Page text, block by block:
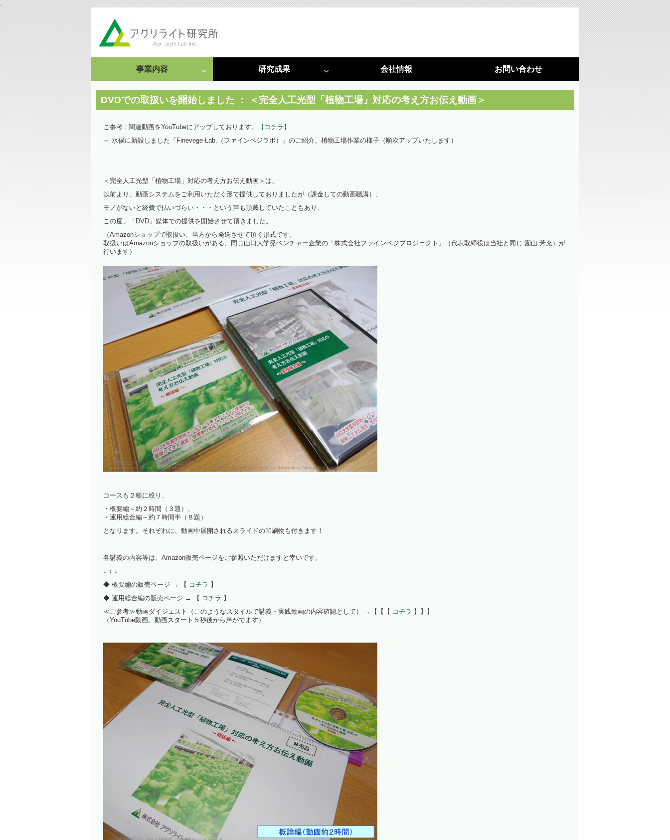
.
事業内容
受託研究・依頼事例
情報集約・文献調査
光害対策
光害コンサルタント
（資料作成・講演・講師）
植物工場
植物工場コンサルタント
光環境高効率化
藻が活着しにくいシート
植物工場考え方（ＤＶＤ）
パルス制御
（資料作成・講演・講師）
研究成果
成果発表 特許 採択実績 利用機器
会社情報 お問い合わせ
DVDでの取扱いを開始しました ： ＜完全人工光型「植物工場」対応の考え方お伝え動画＞
ご参考 : 関連動画をYouTubeにアップしております。
【コチラ】
～ 水俣に新設しました「Finevege-Lab.（ファインベジラボ）」のご紹介、植物工場作業の様子（順次アップいたします）
＜完全人工光型「植物工場」対応の考え方お伝え動画＞は、
以前より、動画システムをご利用いただく形で提供しておりましたが（課金しての動画聴講）、
モノがないと経費で払いづらい・・・という声も頂戴していたこともあり、
この度、「DVD」媒体での提供を開始させて頂きました。
（Amazonショップで取扱い、当方から発送させて頂く形式です。
取扱いはAmazonショップの取扱いがある、同じ山口大学発ベンチャー企業の「株式会社ファインベジプロジェクト」（代表取締役は当社と同じ 園山 芳充）が
行います）
コースも２種に絞り、
・概要編～約２時間（３題）、
・運用総合編～約７時間半（８題）
となります。それぞれに、動画中展開されるスライドの印刷物も付きます！
各講義の内容等は、Amazon販売ページをご参照いただけますと幸いです。
↓ ↓ ↓
◆ 概要編の販売ページ → 【 コチラ 】
◆ 運用総合編の販売ページ → 【 コチラ 】
≪ご参考≫動画ダイジェスト（このようなスタイルで講義・実践動画の内容確認として） →【【【 コチラ 】】】
（YouTube動画。動画スタート５秒後から声がでます）